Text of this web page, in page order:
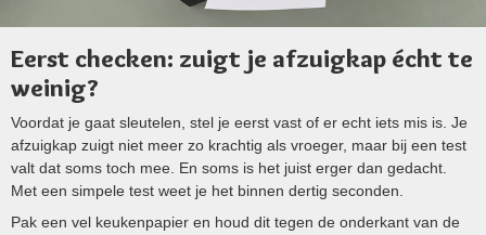
Eerst checken: zuigt je afzuigkap écht te
weinig?
Voordat je gaat sleutelen, stel je eerst vast of er echt iets mis is. Je
afzuigkap zuigt niet meer zo krachtig als vroeger, maar bij een test
valt dat soms toch mee. En soms is het juist erger dan gedacht.
Met een simpele test weet je het binnen dertig seconden.
Pak een vel keukenpapier en houd dit tegen de onderkant van de